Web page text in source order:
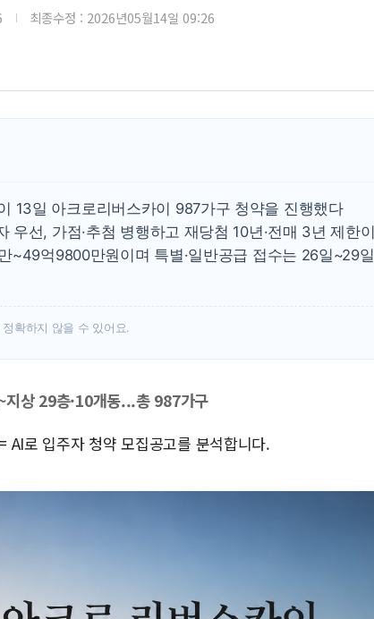
"최대
유니슨 "
최종수정 : 2026년05월14일 09:26
13일 아크로리버스카이 987가구 청약을 진행했다
우선, 가점·추첨 병행하고 재당첨 10년·전매 3년 제한
~49억9800만원이며 특별·일반공급 접수는 26일~29
확하지 않을 수 있어요.
상 29층·10개동...총 987가구
AI로 입주자 청약 모집공고를 분석합니다.